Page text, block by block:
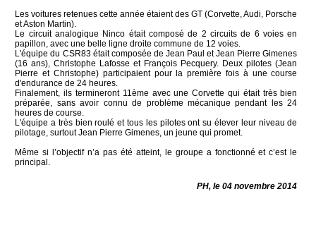
Les voitures retenues cette année étaient des GT (Corvette, Audi, Porsche
et Aston Martin).
Le circuit analogique Ninco était composé de 2 circuits de 6 voies en
papillon, avec une belle ligne droite commune de 12 voies.
L'équipe du CSR83 était composée de Jean Paul et Jean Pierre Gimenes
(16 ans), Christophe Lafosse et François Pecquery. Deux pilotes (Jean
Pierre et Christophe) participaient pour la première fois à une course
d'endurance de 24 heures.
Finalement, ils termineront 11ème avec une Corvette qui était très bien
préparée, sans avoir connu de problème mécanique pendant les 24
heures de course.
L'équipe a très bien roulé et tous les pilotes ont su élever leur niveau de
pilotage, surtout Jean Pierre Gimenes, un jeune qui promet.
Même si l’objectif n’a pas été atteint, le groupe a fonctionné et c’est le
principal.
PH, le 04 novembre 2014